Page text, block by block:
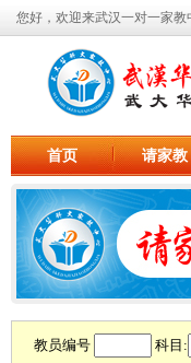
您好，欢迎来武汉一对一家教
首页 请家教
教员编号 科目: